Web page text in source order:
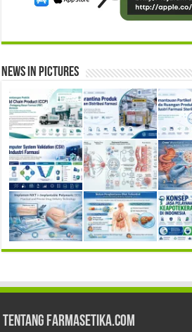
News in Pictures
Tentang Farmasetika.com